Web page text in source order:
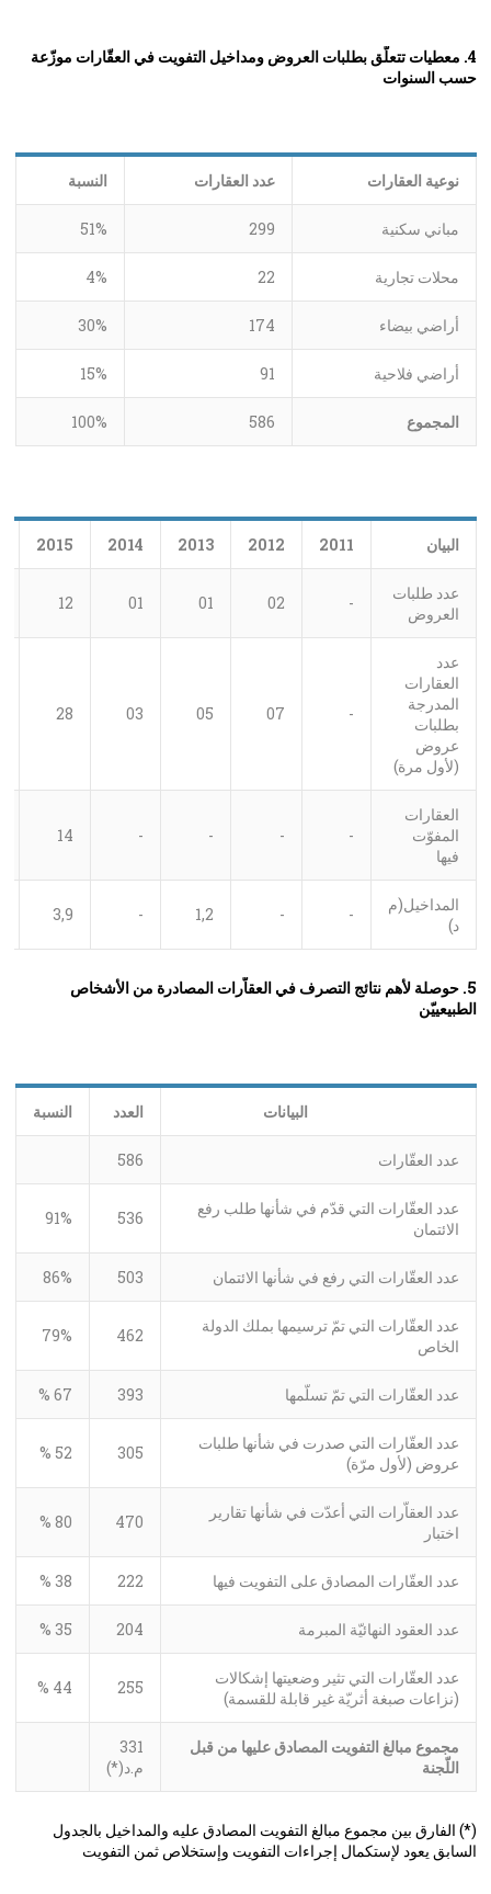
4. معطيات تتعلّق بطلبات العروض ومداخيل التفويت في العقّارات موزّعة
حسب السنوات
نوعية العقارات عدد العقارات النسبة
مباني سكنية 299
51%
محلات تجارية 22
4%
أراضي بيضاء 174
30%
أراضي فلاحية 91
15%
المجموع 586
100%
البيان 2011
2012
2013
2014
2015
عدد طلبات
العروض
-
02
01
01
12
عدد
العقارات
المدرجة
بطلبات
عروض
(لأول مرة)
-
07
05
03
28
العقارات
المفوّت
فيها
-
-
-
-
14
المداخيل(م
د)
-
-
1,2
-
3,9
5. حوصلة لأهم نتائج التصرف في العقاّرات المصادرة من الأشخاص
الطبيعييّن
البيانات العدد النسبة
عدد العقّارات 586
عدد العقّارات التي قدّم في شأنها طلب رفع
الائتمان
536
91%
عدد العقّارات التي رفع في شأنها الائتمان 503
86%
عدد العقّارات التي تمّ ترسيمها بملك الدولة
الخاص
462
79%
عدد العقّارات التي تمّ تسلّمها 393
67 %
عدد العقّارات التي صدرت في شأنها طلبات
عروض (لأول مرّة)
305
52 %
عدد العقاّرات التي أعدّت في شأنها تقارير
اختبار
470
80 %
عدد العقّارات المصادق على التفويت فيها 222
38 %
عدد العقود النهائيّة المبرمة 204
35 %
عدد العقّارات التي تثير وضعيتها إشكالات
(نزاعات صبغة أثريّة غير قابلة للقسمة)
255
44 %
مجموع مبالغ التفويت المصادق عليها من قبل
اللّجنة
331
م.د(*)
(*) الفارق بين مجموع مبالغ التفويت المصادق عليه والمداخيل بالجدول
السابق يعود لإستكمال إجراءات التفويت وإستخلاص ثمن التفويت